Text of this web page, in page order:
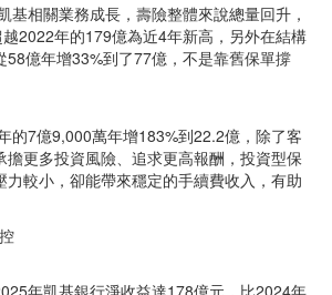
基相關業務成長，壽險整體來說總量回升，
2022年的179億為近4年新高，另外在結構
58億年增33%到了77億，不是靠舊保單撐
的7億9,000萬年增183%到22.2億，除了客
擔更多投資風險、追求更高報酬，投資型保
力較小，卻能帶來穩定的手續費收入，有助
年凱基銀行淨收益達178億元，比2024年